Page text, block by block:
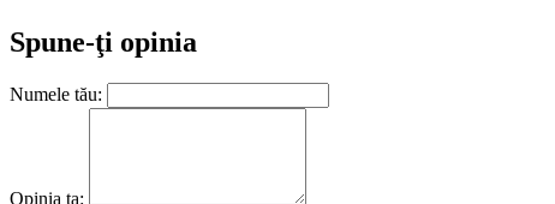
Spune-ţi opinia
Numele tău:
Opinia ta: